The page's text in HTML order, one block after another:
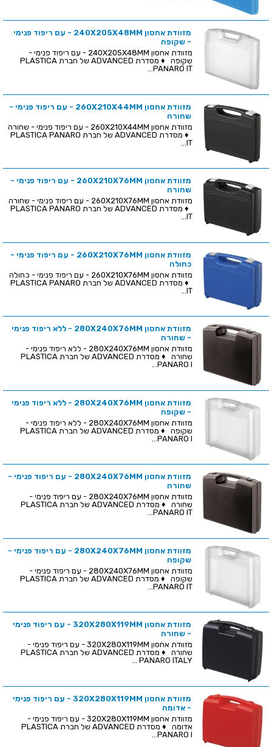
מזוודת אחסון 240X205X48MM - עם ריפוד פנימי
- שקופה
מזוודת אחסון 240X205X48MM - עם ריפוד פנימי -
שקופה ♦ מסדרת ADVANCED של חברת PLASTICA
PANARO IT...
מזוודת אחסון 260X210X44MM - עם ריפוד פנימי -
שחורה
מזוודת אחסון 260X210X44MM - עם ריפוד פנימי - שחורה
♦ מסדרת ADVANCED של חברת PLASTICA PANARO
IT...
מזוודת אחסון 260X210X76MM - עם ריפוד פנימי -
שחורה
מזוודת אחסון 260X210X76MM - עם ריפוד פנימי - שחורה
♦ מסדרת ADVANCED של חברת PLASTICA PANARO
IT...
מזוודת אחסון 260X210X76MM - עם ריפוד פנימי -
כחולה
מזוודת אחסון 260X210X76MM - עם ריפוד פנימי - כחולה
♦ מסדרת ADVANCED של חברת PLASTICA PANARO
IT...
מזוודת אחסון 280X240X76MM - ללא ריפוד פנימי
- שחורה
מזוודת אחסון 280X240X76MM - ללא ריפוד פנימי -
שחורה ♦ מסדרת ADVANCED של חברת PLASTICA
PANARO I...
מזוודת אחסון 280X240X76MM - ללא ריפוד פנימי
- שקופה
מזוודת אחסון 280X240X76MM - ללא ריפוד פנימי -
שקופה ♦ מסדרת ADVANCED של חברת PLASTICA
PANARO I...
מזוודת אחסון 280X240X76MM - עם ריפוד פנימי -
שחורה
מזוודת אחסון 280X240X76MM - עם ריפוד פנימי -
שחורה ♦ מסדרת ADVANCED של חברת PLASTICA
PANARO IT...
מזוודת אחסון 280X240X76MM - עם ריפוד פנימי -
שקופה
מזוודת אחסון 280X240X76MM - עם ריפוד פנימי -
שקופה ♦ מסדרת ADVANCED של חברת PLASTICA
PANARO IT...
מזוודת אחסון 320X280X119MM - עם ריפוד פנימי
- שחורה
מזוודת אחסון 320X280X119MM - עם ריפוד פנימי -
שחורה ♦ מסדרת ADVANCED של חברת PLASTICA
PANARO ITALY ...
מזוודת אחסון 320X280X119MM - עם ריפוד פנימי
- אדומה
מזוודת אחסון 320X280X119MM - עם ריפוד פנימי -
אדומה ♦ מסדרת ADVANCED של חברת PLASTICA
PANARO I...